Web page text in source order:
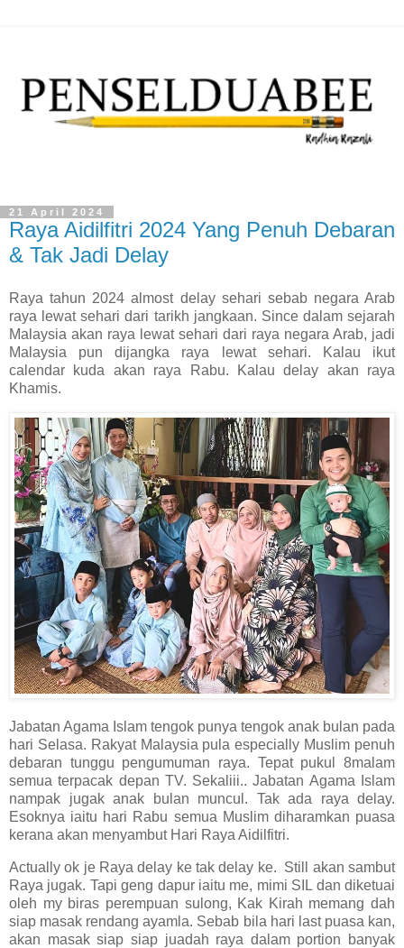
21 April 2024
Raya Aidilfitri 2024 Yang Penuh Debaran
& Tak Jadi Delay
Raya tahun 2024 almost delay sehari sebab negara Arab
raya lewat sehari dari tarikh jangkaan. Since dalam sejarah
Malaysia akan raya lewat sehari dari raya negara Arab, jadi
Malaysia pun dijangka raya lewat sehari. Kalau ikut
calendar kuda akan raya Rabu. Kalau delay akan raya
Khamis.
Jabatan Agama Islam tengok punya tengok anak bulan pada
hari Selasa. Rakyat Malaysia pula especially Muslim penuh
debaran tunggu pengumuman raya. Tepat pukul 8malam
semua terpacak depan TV. Sekaliii.. Jabatan Agama Islam
nampak jugak anak bulan muncul. Tak ada raya delay.
Esoknya iaitu hari Rabu semua Muslim diharamkan puasa
kerana akan menyambut Hari Raya Aidilfitri.
Actually ok je Raya delay ke tak delay ke. Still akan sambut
Raya jugak. Tapi geng dapur iaitu me, mimi SIL dan diketuai
oleh my biras perempuan sulong, Kak Kirah memang dah
siap masak rendang ayamla. Sebab bila hari last puasa kan,
akan masak siap siap juadah raya dalam portion banyak